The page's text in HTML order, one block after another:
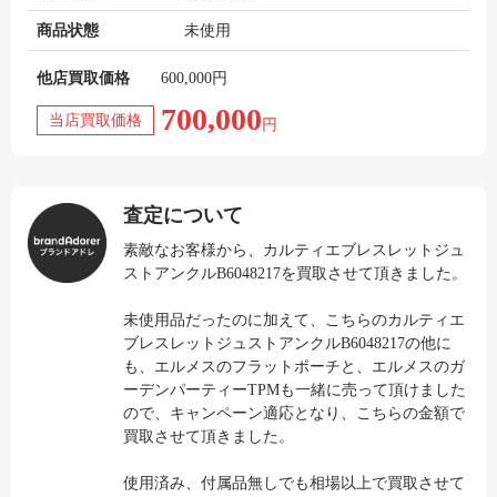
商品状態 未使用
他店買取価格 600,000円
当店買取価格 700,000 円
査定について
素敵なお客様から、カルティエブレスレットジュ
ストアンクルB6048217を買取させて頂きました。
未使用品だったのに加えて、こちらのカルティエ
ブレスレットジュストアンクルB6048217の他に
も、エルメスのフラットポーチと、エルメスのガ
ーデンパーティーTPMも一緒に売って頂けました
ので、キャンペーン適応となり、こちらの金額で
買取させて頂きました。
使用済み、付属品無しでも相場以上で買取させて